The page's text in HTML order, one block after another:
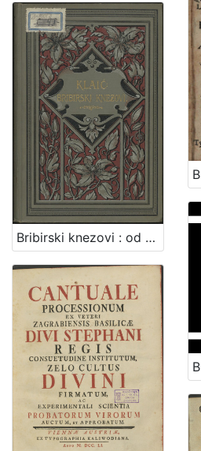
Bribirski knezovi : od plemena Šubić do god. 1347. : sa jednom rodoslovnom tablicom / Vjekoslav Klaić